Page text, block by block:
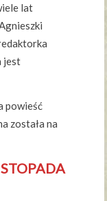
lat
jest
powieść
została na